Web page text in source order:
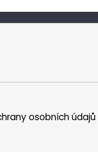
osobních údajů